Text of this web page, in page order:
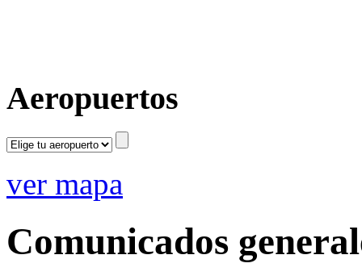
Aeropuertos
ver mapa
Comunicados